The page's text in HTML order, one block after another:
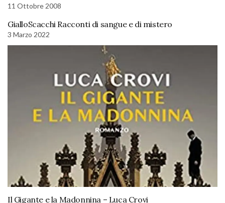
11 Ottobre 2008
GialloScacchi Racconti di sangue e di mistero
3 Marzo 2022
Il Gigante e la Madonnina – Luca Crovi